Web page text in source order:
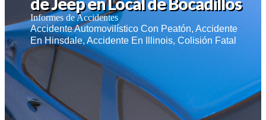
Informes de Accidentes
Accidente Automovilístico Con Peatón,Accidente
En Hinsdale,Accidente En Illinois,Colisión Fatal